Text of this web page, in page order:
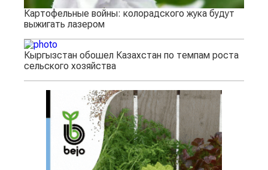
Картофельные войны: колорадского жука будут
выжигать лазером
Кыргызстан обошел Казахстан по темпам роста
сельского хозяйства